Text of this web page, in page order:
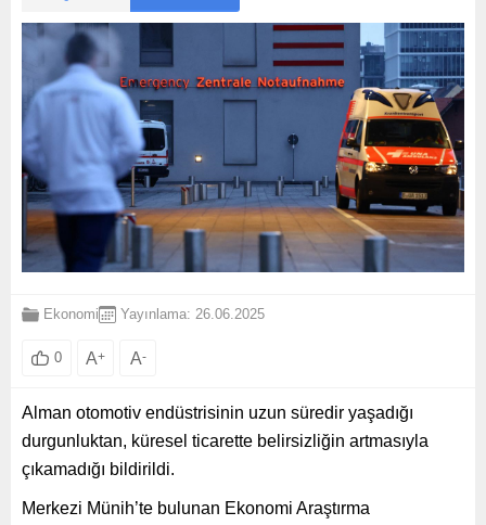
Ekonomi Yayınlama: 26.06.2025
0 A+ A-
Alman otomotiv endüstrisinin uzun süredir yaşadığı
durgunluktan, küresel ticarette belirsizliğin artmasıyla
çıkamadığı bildirildi.
Merkezi Münih’te bulunan Ekonomi Araştırma